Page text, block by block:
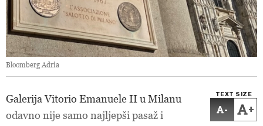
Bloomberg Adria
TEXT SIZE
- +
Galerija Vitorio Emanuele II u Milanu
odavno nije samo najljepši pasaž i